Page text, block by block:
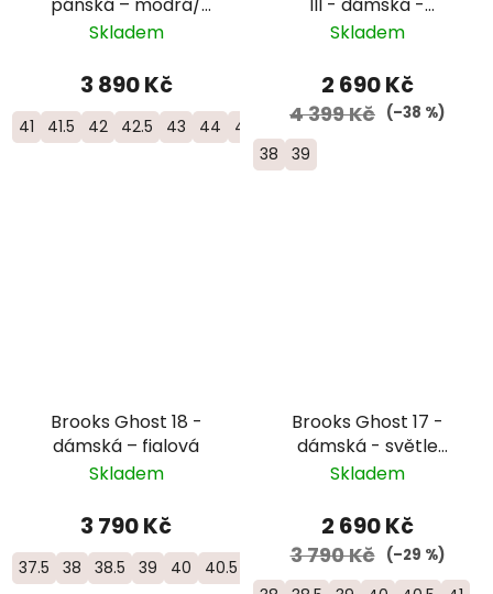
černá
Skladem
3 890 Kč
41 41.5 42 42.5 43 44 44.5 45 46 46.5 48
růžová/modrá
Skladem
2 690 Kč
4 399 Kč (–38 %)
38 39
Brooks Ghost 18 -
dámská – fialová
Skladem
3 790 Kč
37.5 38 38.5 39 40 40.5
Brooks Ghost 17 -
dámská - světle
modrá
Skladem
2 690 Kč
3 790 Kč (–29 %)